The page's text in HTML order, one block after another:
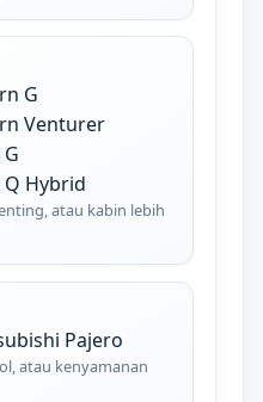
G
Venturer
Q Hybrid
atau kabin lebih
Pajero
atau kenyamanan